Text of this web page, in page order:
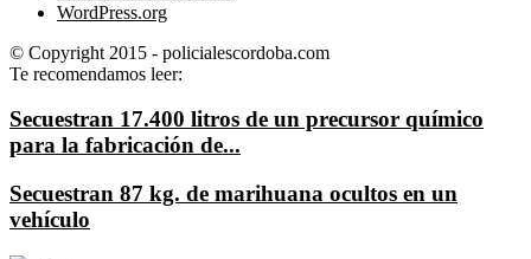
WordPress.org
© Copyright 2015 - policialescordoba.com
Te recomendamos leer:
Secuestran 17.400 litros de un precursor químico
para la fabricación de...
Secuestran 87 kg. de marihuana ocultos en un
vehículo